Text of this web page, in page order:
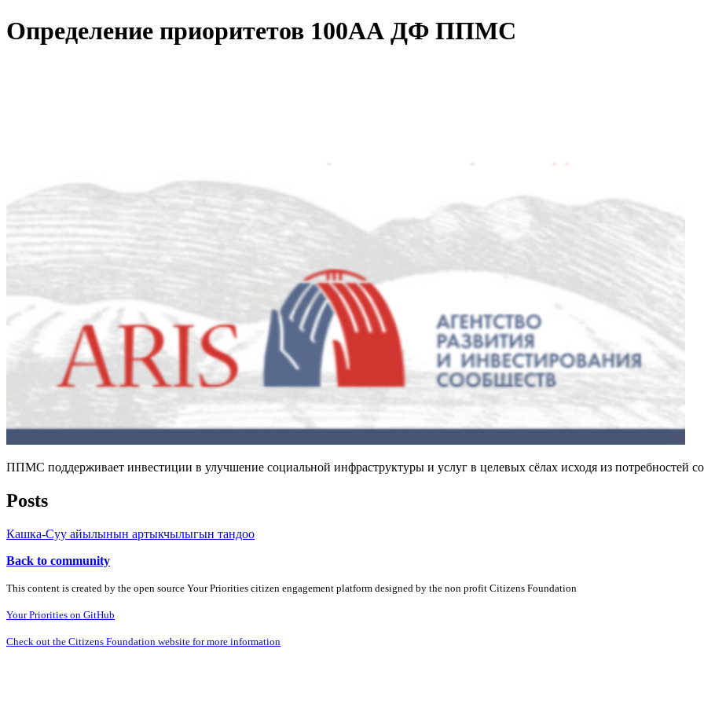
Определение приоритетов 100АА ДФ ППМС
ППМС поддерживает инвестиции в улучшение социальной инфраструктуры и услуг в целевых сёлах исходя из потребностей
Posts
Кашка-Суу айылынын артыкчылыгын тандоо
Back to community
This content is created by the open source Your Priorities citizen engagement platform designed by the non profit Citizens Foundation
Your Priorities on GitHub
Check out the Citizens Foundation website for more information